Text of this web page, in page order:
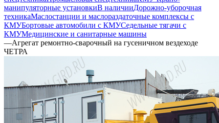
манипуляторные установкиВ наличииДорожно-уборочная
техникаМаслостанции и маслораздаточные комплексы с
КМУБортовые автомобили с КМУСедельные тягачи с
КМУМедицинские и санитарные машины
—Агрегат ремонтно-сварочный на гусеничном вездеходе
ЧЕТРА